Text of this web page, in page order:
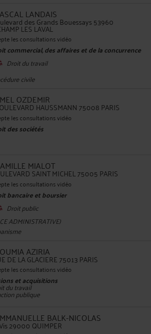
LANDAIS
des Grands Bouessays 53960
LES LAVAL
les consultations vidéo
commercial, des affaires et de la concurrence
Droit du travail
civile
OZDEMIR
HAUSSMANN 75008 PARIS
les consultations vidéo
des sociétés
MIALOT
SAINT MICHEL 75005 PARIS
les consultations vidéo
bancaire et boursier
Droit public
ADMINISTRATIVE)
AZIRIA
DE LA GLACIERE 75013 PARIS
les consultations vidéo
et acquisitions
du travail
publique
BALK-NICOLAS
29000 QUIMPER